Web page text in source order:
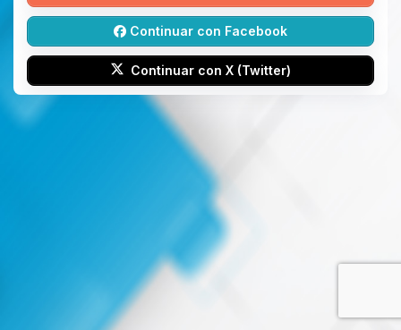
Continuar con Facebook
Continuar con X (Twitter)